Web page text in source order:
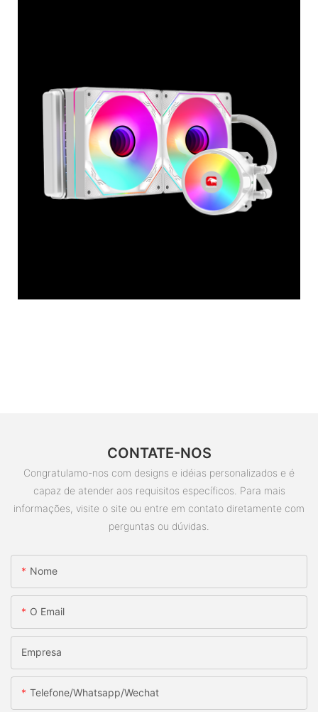
CONTATE-NOS
Congratulamo-nos com designs e idéias personalizados e é
capaz de atender aos requisitos específicos. Para mais
informações, visite o site ou entre em contato diretamente com
perguntas ou dúvidas.
Nome
O Email
Empresa
Telefone/whatsapp/wechat